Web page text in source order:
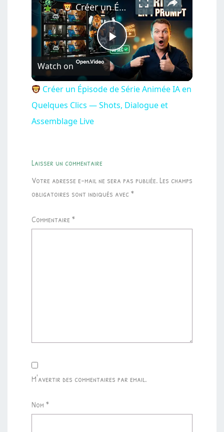
Play
Video
Créer un Épisode de Série Animée IA en Quelques Clics — Shots, Dialogue et Assemblage Live
Watch on
Créer un Épisode de Série Animée IA en
Quelques Clics — Shots, Dialogue et
Assemblage Live
Laisser un commentaire
Votre adresse e-mail ne sera pas publiée. Les champs
obligatoires sont indiqués avec*
Commentaire *
M'avertir des commentaires par email.
Nom *